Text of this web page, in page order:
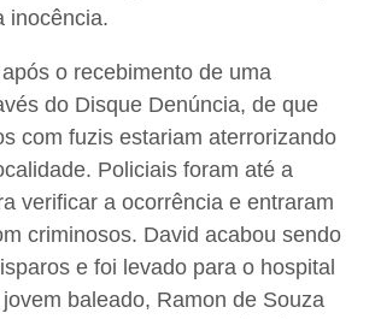
inocência.
o recebimento de uma
do Disque Denúncia, de que
com fuzis estariam aterrorizando
Policiais foram até a
verificar a ocorrência e entraram
criminosos. David acabou sendo
e foi levado para o hospital
baleado, Ramon de Souza